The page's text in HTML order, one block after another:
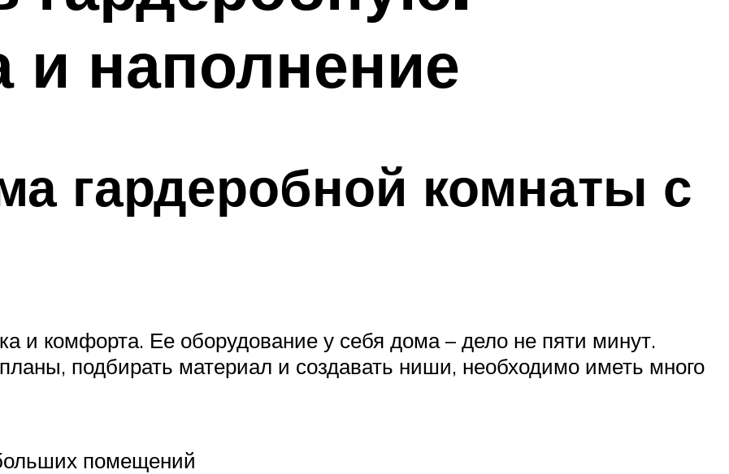
и наполнение
гардеробной комнаты с
и комфорта. Ее оборудование у себя дома – дело не пяти минут.
подбирать материал и создавать ниши, необходимо иметь много
помещений